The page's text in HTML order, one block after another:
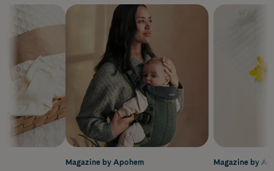
Magazine by
Magazine by Apohem